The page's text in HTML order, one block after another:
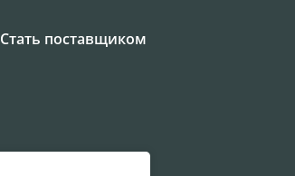
Стать поставщиком